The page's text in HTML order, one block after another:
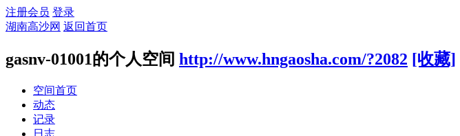
注册会员 登录
湖南高沙网 返回首页
gasnv-01001的个人空间 http://www.hngaosha.com/?2082 [收藏]
空间首页
动态
记录
日志